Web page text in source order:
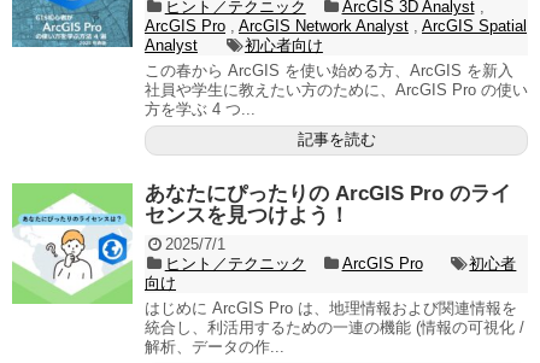
ヒント／テクニック
ArcGIS 3D Analyst,
ArcGIS Pro
ArcGIS Network Analyst
ArcGIS Spatial
Analyst
初心者向け
この春から ArcGIS を使い始める方、ArcGIS を新入
社員や学生に教えたい方のために、ArcGIS Pro の使い
方を学ぶ 4 つ...
記事を読む
あなたにぴったりの ArcGIS Pro のライ
センスを見つけよう！
2025/7/1
ヒント／テクニック
ArcGIS Pro
初心者
向け
はじめに ArcGIS Pro は、地理情報および関連情報を
統合し、利活用するための一連の機能 (情報の可視化 /
解析、データの作...